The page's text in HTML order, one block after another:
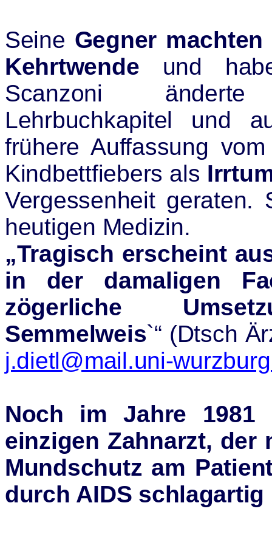
Seine Gegner machten
Kehrtwende und
Scanzoni
Lehrbuchkapitel und
frühere Auffassung
Kindbettfiebers als
Vergessenheit
heutigen Medizin.
„Tragisch erscheint
in der damaligen
zögerliche
Semmelweis`“ (Dtsch
j.dietl@mail.uni-
Noch im Jahre
einzigen Zahnarzt, der
Mundschutz am
durch AIDS schlagartig